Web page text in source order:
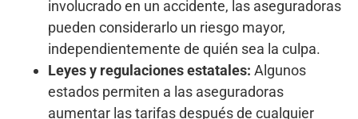
involucrado en un accidente, las aseguradoras
pueden considerarlo un riesgo mayor,
independientemente de quién sea la culpa.
Leyes y regulaciones estatales: Algunos
estados permiten a las aseguradoras
aumentar las tarifas después de cualquier